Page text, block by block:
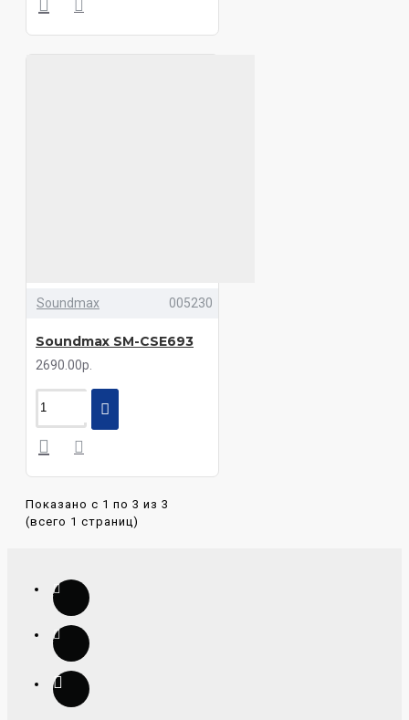
Soundmax 005230
Soundmax SM-CSE693
2690.00р.
Показано с 1 по 3 из 3
(всего 1 страниц)